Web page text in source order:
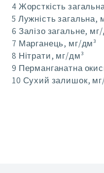
4 Жорсткість
5 Лужність загальна,
6 Залізо загальне,
7 Марганець, мг/дм³
8 Нітрати, мг/дм³
9 Перманганатна
10 Сухий залишок,